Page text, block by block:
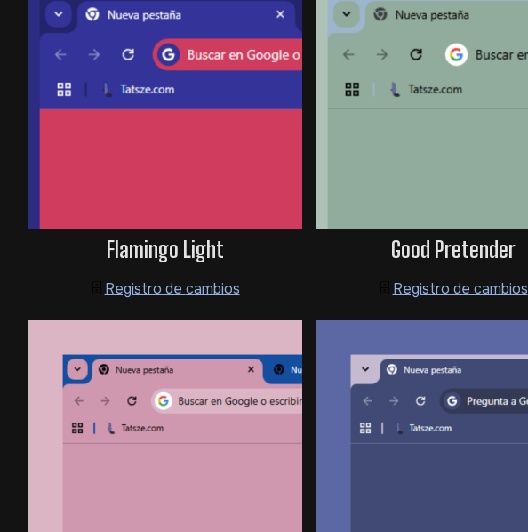
Flamingo Light
Registro de cambios
Good Pretender
Registro de cambios